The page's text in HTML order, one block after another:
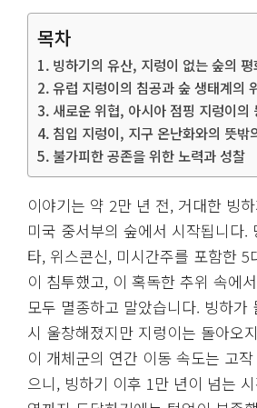
목차
빙하기의 유산, 지렁이 없는 숲의 평
유럽 지렁이의 침공과 숲 생태계의
새로운 위협, 아시아 점핑 지렁이의
침입 지렁이, 지구 온난화와의 뜻밖
불가피한 공존을 위한 노력과 성찰
이야기는 약 2만 년 전, 거대한 빙
미국 중서부의 숲에서 시작됩니다.
타, 위스콘신, 미시간주를 포함한 5
이 침투했고, 이 혹독한 추위 속에
모두 멸종하고 말았습니다. 빙하가
시 울창해졌지만 지렁이는 돌아오
이 개체군의 연간 이동 속도는 고
으니, 빙하기 이후 1만 년이 넘는